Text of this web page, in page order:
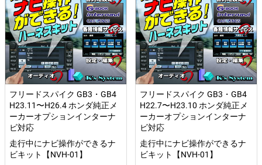
フリードスパイク GB3・GB4
H23.11〜H26.4 ホンダ純正メ
ーカーオプションインターナ
ビ対応
走行中にナビ操作ができるナ
ビキット【NVH-01】
フリードスパイク GB3・GB4
H22.7〜H23.10 ホンダ純正メ
ーカーオプションインターナ
ビ対応
走行中にナビ操作ができるナ
ビキット【NVH-01】